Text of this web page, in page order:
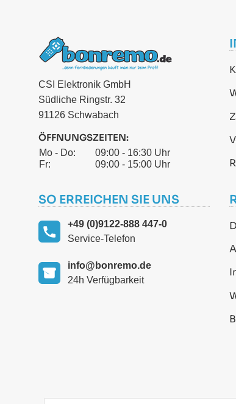
CSI Elektronik GmbH
Südliche Ringstr. 32
91126 Schwabach
ÖFFNUNGSZEITEN:
Mo - Do:
09:00 - 16:30 Uhr
Fr:
09:00 - 15:00 Uhr
SO ERREICHEN SIE UNS
+49 (0)9122-888 447-0
Service-Telefon
info@bonremo.de
24h Verfügbarkeit